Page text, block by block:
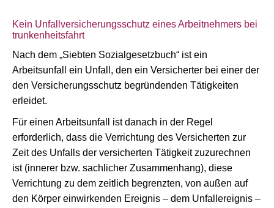
Kein Unfallversicherungsschutz eines Arbeitnehmers bei
trunkenheitsfahrt
Nach dem „Siebten Sozialgesetzbuch“ ist ein
Arbeitsunfall ein Unfall, den ein Versicherter bei einer der
den Versicherungsschutz begründenden Tätigkeiten
erleidet.
Für einen Arbeitsunfall ist danach in der Regel
erforderlich, dass die Verrichtung des Versicherten zur
Zeit des Unfalls der versicherten Tätigkeit zuzurechnen
ist (innerer bzw. sachlicher Zusammenhang), diese
Verrichtung zu dem zeitlich begrenzten, von außen auf
den Körper einwirkenden Ereignis – dem Unfallereignis –